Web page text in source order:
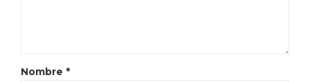
Nombre *